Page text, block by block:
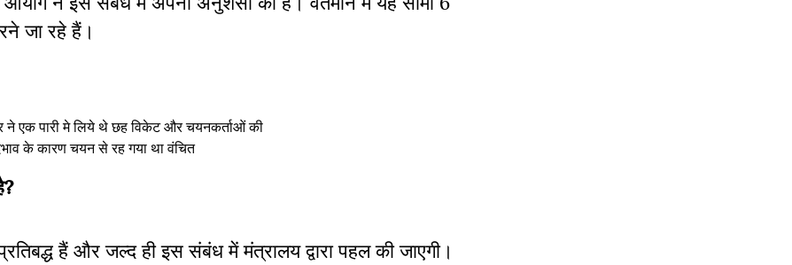
जा रहे हैं।
ने एक पारी मे लिये थे छह विकेट और चयनकर्ताओं की
के कारण चयन से रह गया था वंचित
हैं और जल्द ही इस संबंध में मंत्रालय द्वारा पहल की जाएगी।